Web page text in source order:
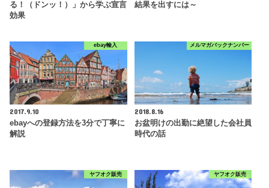
る！（ドンッ！）」から学ぶ宣言
効果
結果を出すには～
ebay輸入
2017.9.10
ebayへの登録方法を3分で丁寧に
解説
メルマガバックナンバー
2018.8.16
お盆明けの出勤に絶望した会社員
時代の話
ヤフオク販売 ヤフオク販売